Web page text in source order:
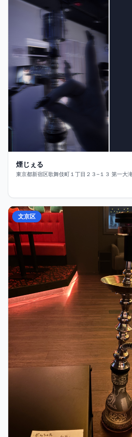
煙じぇる
東京都新宿区歌舞伎町１丁目２３−１３ 第一大
文京区